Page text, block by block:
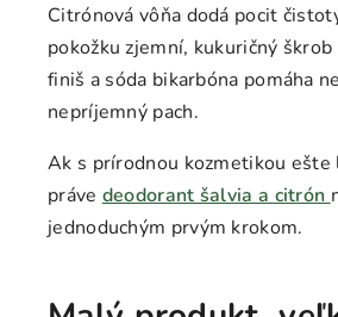
Citrónová vôňa dodá pocit
pokožku zjemní, kukuričný
finiš a sóda bikarbóna pomáha
nepríjemný pach.
Ak s prírodnou kozmetikou ešte
práve deodorant šalvia a citrón
jednoduchým prvým krokom.